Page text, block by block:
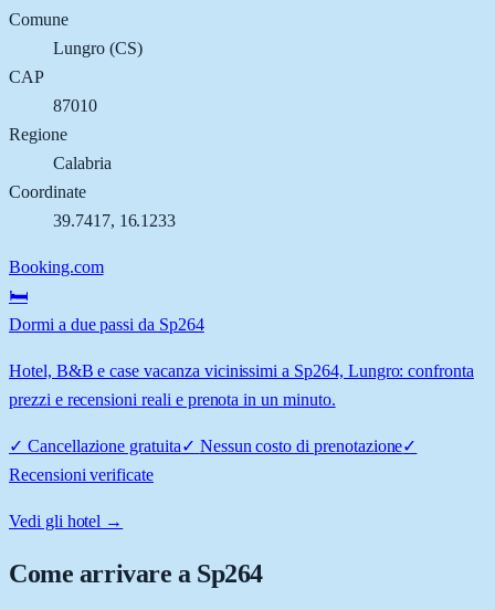
Comune
Lungro(CS)
CAP
87010
Regione
Calabria
Coordinate
39.7417, 16.1233
Booking.com
🛏️
Dormi a due passi da Sp264
Hotel, B&B e case vacanza vicinissimi a Sp264, Lungro: confronta
prezzi e recensioni reali e prenota in un minuto.
✓ Cancellazione gratuita✓ Nessun costo di prenotazione✓
Recensioni verificate
Vedi gli hotel →
Come arrivare a Sp264